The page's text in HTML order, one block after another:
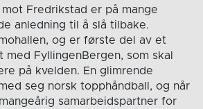
Fredrikstad er på mange
anledning til å slå tilbake.
og er første del av et
med FyllingenBergen, som skal
på kvelden. En glimrende
seg norsk topphåndball, og når
samarbeidspartner for